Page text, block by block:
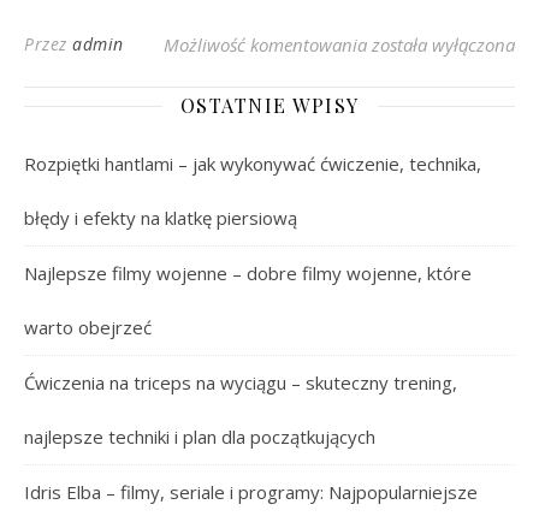
Przez admin Możliwość komentowania Hiszpańska Fala:
została wyłączona
OSTATNIE WPISY
Rozpiętki hantlami – jak wykonywać ćwiczenie, technika,
błędy i efekty na klatkę piersiową
Najlepsze filmy wojenne – dobre filmy wojenne, które
warto obejrzeć
Ćwiczenia na triceps na wyciągu – skuteczny trening,
najlepsze techniki i plan dla początkujących
Idris Elba – filmy, seriale i programy: Najpopularniejsze